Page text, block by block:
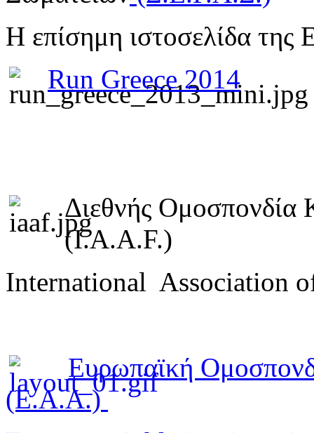
Η επίσημη ιστοσελίδα της
Run Greece 2014
Διεθνής Ομοσπονδία
(I.A.A.F.)
International Association
Ευρωπαϊκή
(E.A.A.)